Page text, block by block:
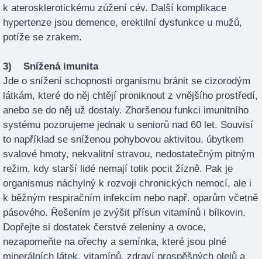
k aterosklerotickému zúžení cév. Další komplikace
hypertenze jsou demence, erektilní dysfunkce u mužů,
potíže se zrakem.
3) Snížená imunita
Jde o snížení schopnosti organismu bránit se cizorodým
látkám, které do něj chtějí proniknout z vnějšího prostředí,
anebo se do něj už dostaly. Zhoršenou funkci imunitního
systému pozorujeme jednak u seniorů nad 60 let. Souvisí
to například se sníženou pohybovou aktivitou, úbytkem
svalové hmoty, nekvalitní stravou, nedostatečným pitným
režim, kdy starší lidé nemají tolik pocit žízně. Pak je
organismus náchylný k rozvoji chronických nemocí, ale i
k běžným respiračním infekcím nebo např. oparům včetně
pásového. Řešením je zvýšit přísun vitamínů i bílkovin.
Dopřejte si dostatek čerstvé zeleniny a ovoce,
nezapomeňte na ořechy a semínka, které jsou plné
minerálních látek, vitamínů, zdraví prospěšných olejů a